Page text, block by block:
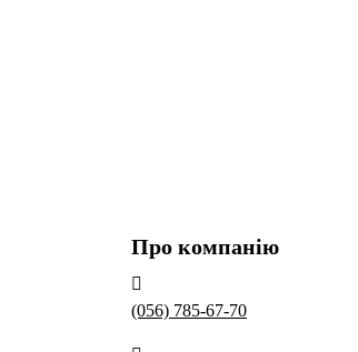
Про компанію
(056) 785-67-70